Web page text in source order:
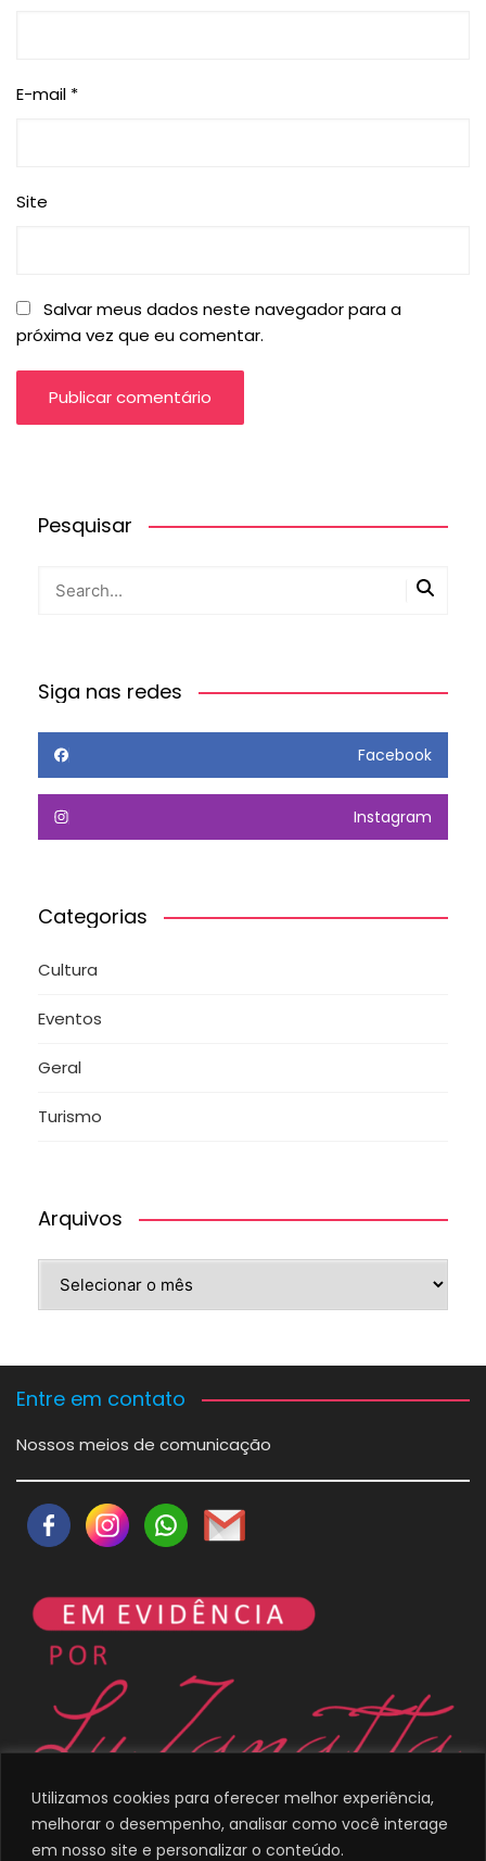
Utilizamos cookies para oferecer melhor experiência,
melhorar o desempenho, analisar como você interage
em nosso site e personalizar o conteúdo.
E-mail *
Site
Salvar meus dados neste navegador para a
próxima vez que eu comentar.
Pesquisar
Siga nas redes
Facebook
Instagram
Categorias
Cultura
Eventos
Geral
Turismo
Arquivos
Entre em contato
Nossos meios de comunicação